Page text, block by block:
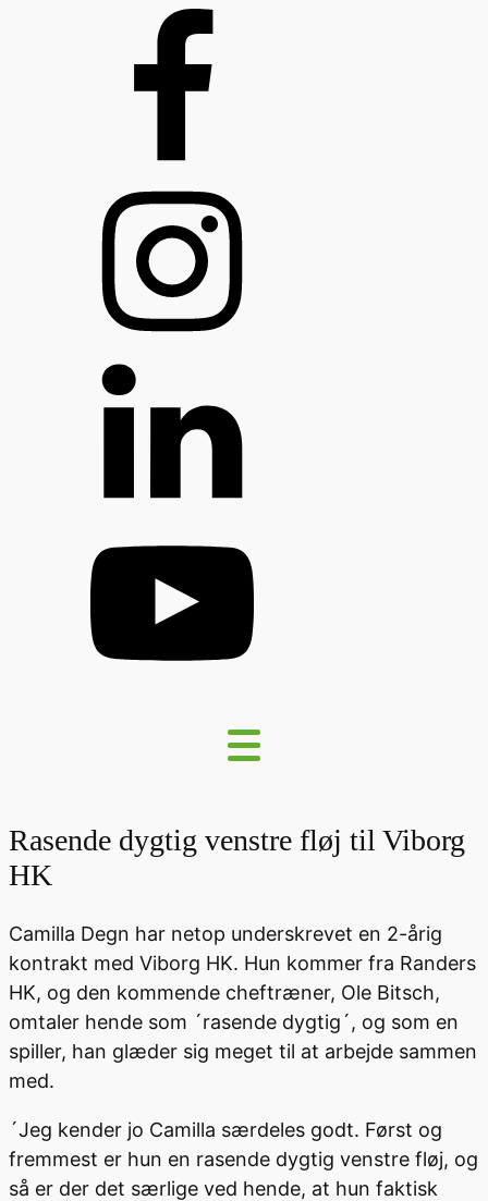
Rasende dygtig venstre fløj til Viborg
HK
Camilla Degn har netop underskrevet en 2-årig
kontrakt med Viborg HK. Hun kommer fra Randers
HK, og den kommende cheftræner, Ole Bitsch,
omtaler hende som ´rasende dygtig´, og som en
spiller, han glæder sig meget til at arbejde sammen
med.
´Jeg kender jo Camilla særdeles godt. Først og
fremmest er hun en rasende dygtig venstre fløj, og
så er der det særlige ved hende, at hun faktisk